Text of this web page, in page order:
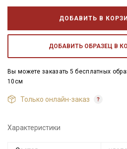
ДОБАВИТЬ В
ДОБАВИТЬ ОБРАЗЕЦ В
Вы можете заказать 5 бесплатных
10см
Только онлайн-заказ
Характеристики